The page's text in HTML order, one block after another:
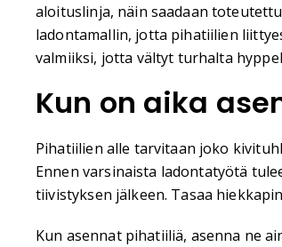
aloituslinja, näin saadaan
ladontamallin, jotta pihatiilien
valmiiksi, jotta vältyt turhalta
Kun on aika
Pihatiilien alle tarvitaan joko
Ennen varsinaista ladontatyötä
tiivistyksen jälkeen. Tasaa
Kun asennat pihatiiliä, asenna ne